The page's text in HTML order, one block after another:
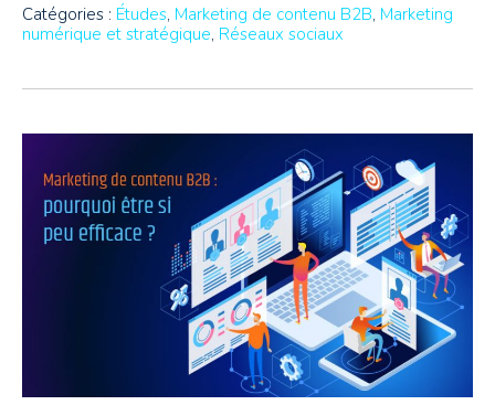
Catégories : Études, Marketing de contenu B2B, Marketing
numérique et stratégique, Réseaux sociaux